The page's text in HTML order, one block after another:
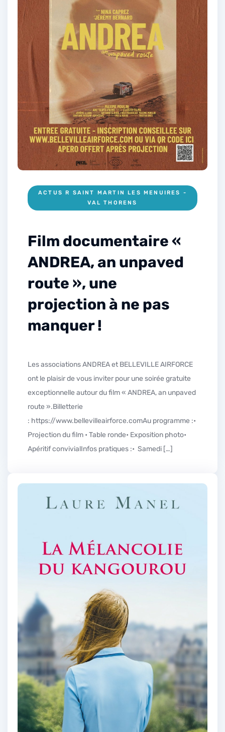
ACTUS R SAINT MARTIN LES MENUIRES -
VAL THORENS
Film documentaire «
ANDREA, an unpaved
route », une
projection à ne pas
manquer !
Les associations ANDREA et BELLEVILLE AIRFORCE
ont le plaisir de vous inviter pour une soirée gratuite
exceptionnelle autour du film « ANDREA, an unpaved
route ».Billetterie
: https://www.bellevilleairforce.comAu programme :•
Projection du film • Table ronde• Exposition photo•
Apéritif convivialInfos pratiques :• Samedi […]